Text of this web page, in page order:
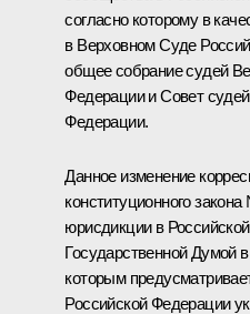
согласно которому в
в Верховном Суде
общее собрание судей
Федерации и Совет
Федерации.
Данное изменение
конституционного
юрисдикции в
Государственной Думой
которым
Российской Федерации